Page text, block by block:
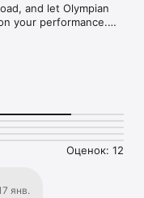
and let Olympian
your performance.
rotation
progress feedback
Оценок: 12
янв.